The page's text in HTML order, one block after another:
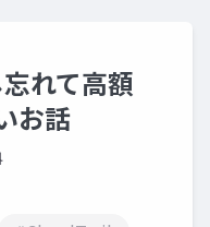
れて高額
お話